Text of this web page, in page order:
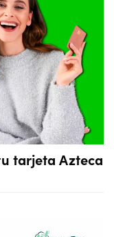
tarjeta Azteca